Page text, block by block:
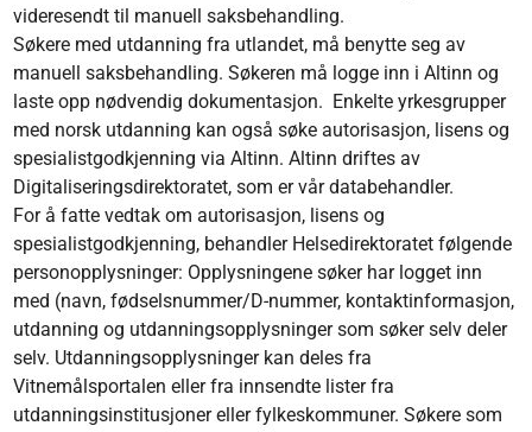
videresendt til manuell saksbehandling.
Søkere med utdanning fra utlandet, må benytte seg av
manuell saksbehandling. Søkeren må logge inn i Altinn og
laste opp nødvendig dokumentasjon. Enkelte yrkesgrupper
med norsk utdanning kan også søke autorisasjon, lisens og
spesialistgodkjenning via Altinn. Altinn driftes av
Digitaliseringsdirektoratet, som er vår databehandler.
For å fatte vedtak om autorisasjon, lisens og
spesialistgodkjenning, behandler Helsedirektoratet følgende
personopplysninger: Opplysningene søker har logget inn
med (navn, fødselsnummer/D-nummer, kontaktinformasjon,
utdanning og utdanningsopplysninger som søker selv deler
selv. Utdanningsopplysninger kan deles fra
Vitnemålsportalen eller fra innsendte lister fra
utdanningsinstitusjoner eller fylkeskommuner. Søkere som